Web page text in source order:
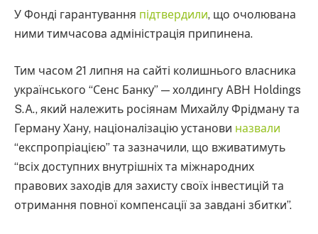
У Фонді гарантування підтвердили, що очолювана
ними тимчасова адміністрація припинена.
Тим часом 21 липня на сайті колишнього власника
українського “Сенс Банку” — холдингу ABH Holdings
S.A., який належить росіянам Михайлу Фрідману та
Герману Хану, націоналізацію установи назвали
“експропріацією” та зазначили, що вживатимуть
“всіх доступних внутрішніх та міжнародних
правових заходів для захисту своїх інвестицій та
отримання повної компенсації за завдані збитки”.